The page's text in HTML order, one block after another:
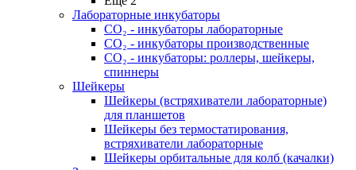
Лабораторные инкубаторы
СО₂ - инкубаторы лабораторные
СО₂ - инкубаторы производственные
СО₂ - инкубаторы: роллеры, шейкеры,
спиннеры
Шейкеры
Шейкеры (встряхиватели лабораторные)
для планшетов
Шейкеры без термостатирования,
встряхиватели лабораторные
Шейкеры орбитальные для колб (качалки)